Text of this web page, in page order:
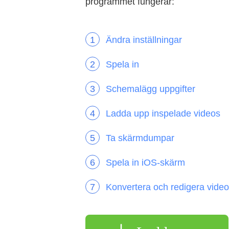
Ändra inställningar
Spela in
Schemalägg uppgifter
Ladda upp inspelade videos
Ta skärmdumpar
Spela in iOS-skärm
Konvertera och redigera